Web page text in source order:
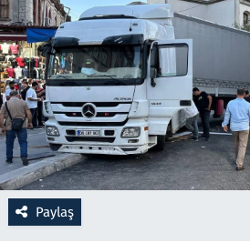
Paylaş
Oyun
Ramazan
Resmi İlanlar
Rüya Tabirleri
Sağlık